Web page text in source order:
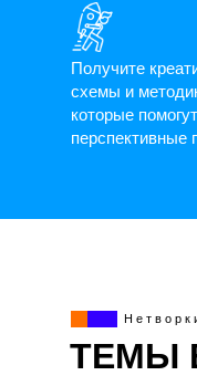
Получите
схемы и
которые
перспективные
ТЕМЫ